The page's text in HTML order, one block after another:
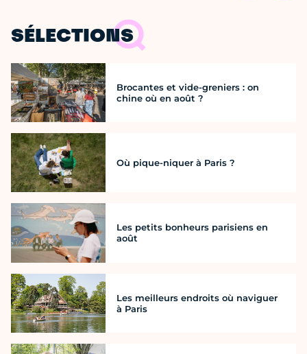
SÉLECTIONS
Brocantes et vide-greniers : on
chine où en août ?
Où pique-niquer à Paris ?
Les petits bonheurs parisiens en
août
Les meilleurs endroits où naviguer
à Paris